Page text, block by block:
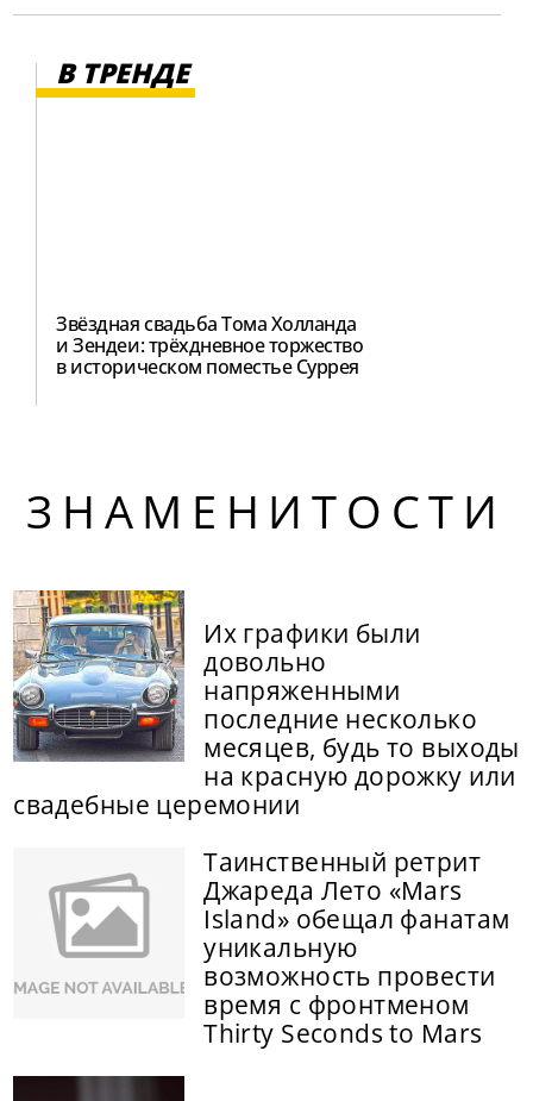
В ТРЕНДЕ
Звёздная свадьба Тома Холланда
и Зендеи: трёхдневное торжество
в историческом поместье Суррея
ЗНАМЕНИТОСТИ
Их графики были
довольно
напряженными
последние несколько
месяцев, будь то выходы
на красную дорожку или
свадебные церемонии
Таинственный ретрит
Джареда Лето «Mars
Island» обещал фанатам
уникальную
возможность провести
время с фронтменом
Thirty Seconds to Mars